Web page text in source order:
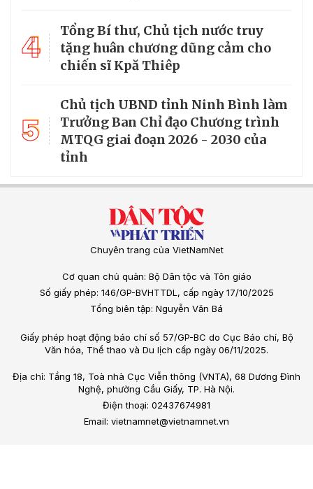
4
Tổng Bí thư, Chủ tịch nước truy
tặng huân chương dũng cảm cho
chiến sĩ Kpă Thiêp
5
Chủ tịch UBND tỉnh Ninh Bình làm
Trưởng Ban Chỉ đạo Chương trình
MTQG giai đoạn 2026 - 2030 của
tỉnh
Chuyên trang của VietNamNet
Cơ quan chủ quản: Bộ Dân tộc và Tôn giáo
Số giấy phép: 146/GP-BVHTTDL, cấp ngày 17/10/2025
Tổng biên tập: Nguyễn Văn Bá
Giấy phép hoạt động báo chí số 57/GP-BC do Cục Báo chí, Bộ
Văn hóa, Thể thao và Du lịch cấp ngày 06/11/2025.
Địa chỉ: Tầng 18, Toà nhà Cục Viễn thông (VNTA), 68 Dương Đình
Nghệ, phường Cầu Giấy, TP. Hà Nội.
Điện thoại: 02437674981
Email: vietnamnet@vietnamnet.vn